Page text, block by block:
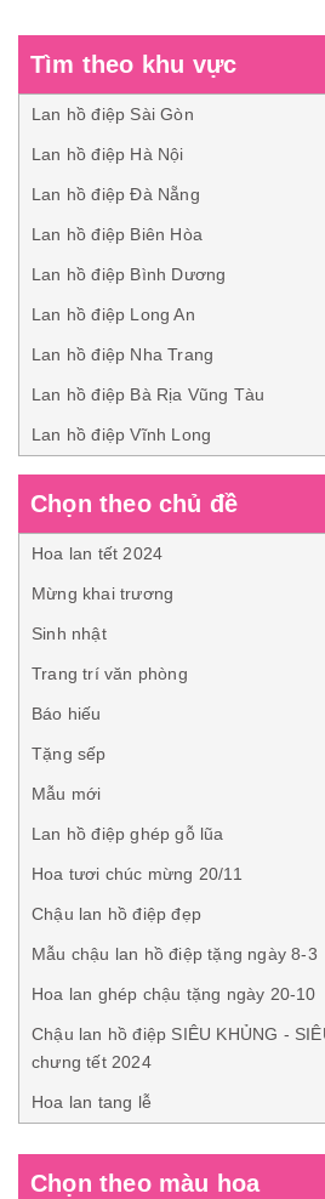
Tìm theo khu vực
Lan hồ điệp Sài Gòn
Lan hồ điệp Hà Nội
Lan hồ điệp Đà Nẵng
Lan hồ điệp Biên Hòa
Lan hồ điệp Bình Dương
Lan hồ điệp Long An
Lan hồ điệp Nha Trang
Lan hồ điệp Bà Rịa Vũng Tàu
Lan hồ điệp Vĩnh Long
Chọn theo chủ đề
Hoa lan tết 2024
Mừng khai trương
Sinh nhật
Trang trí văn phòng
Báo hiếu
Tặng sếp
Mẫu mới
Lan hồ điệp ghép gỗ lũa
Hoa tươi chúc mừng 20/11
Chậu lan hồ điệp đẹp
Mẫu chậu lan hồ điệp tặng ngày 8-3
Hoa lan ghép chậu tặng ngày 20-10
Chậu lan hồ điệp SIÊU KHỦNG -
chưng tết 2024
Hoa lan tang lễ
Chọn theo màu hoa